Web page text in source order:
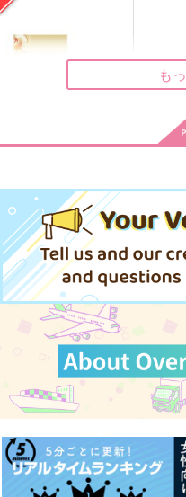
鶴丸国永
なれあうつもりはなか
った18.5【ポスカ付】
からくの
1,166円（税込）
サンプル
作品詳細
アンダ
はちば
1,572
鶴丸国
写し最初の一週間～
鏡月
専売 347円（税込）
刀剣乱舞
鶴丸国永×山姥切国広
サンプル
カート
も